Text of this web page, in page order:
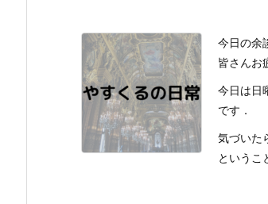
今日の余
皆さんお
今日は日
です．
気づいた
というこ